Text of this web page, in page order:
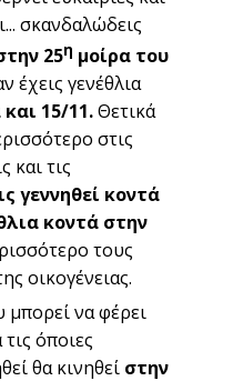
σκανδαλώδεις
25η μοίρα του
έχεις γενέθλια
15/11.Θετικά
στις
και τις
γεννηθεί κοντά
κοντά στην
τους
οικογένειας.
μπορεί να φέρει
όποιες
θα κινηθεί στην